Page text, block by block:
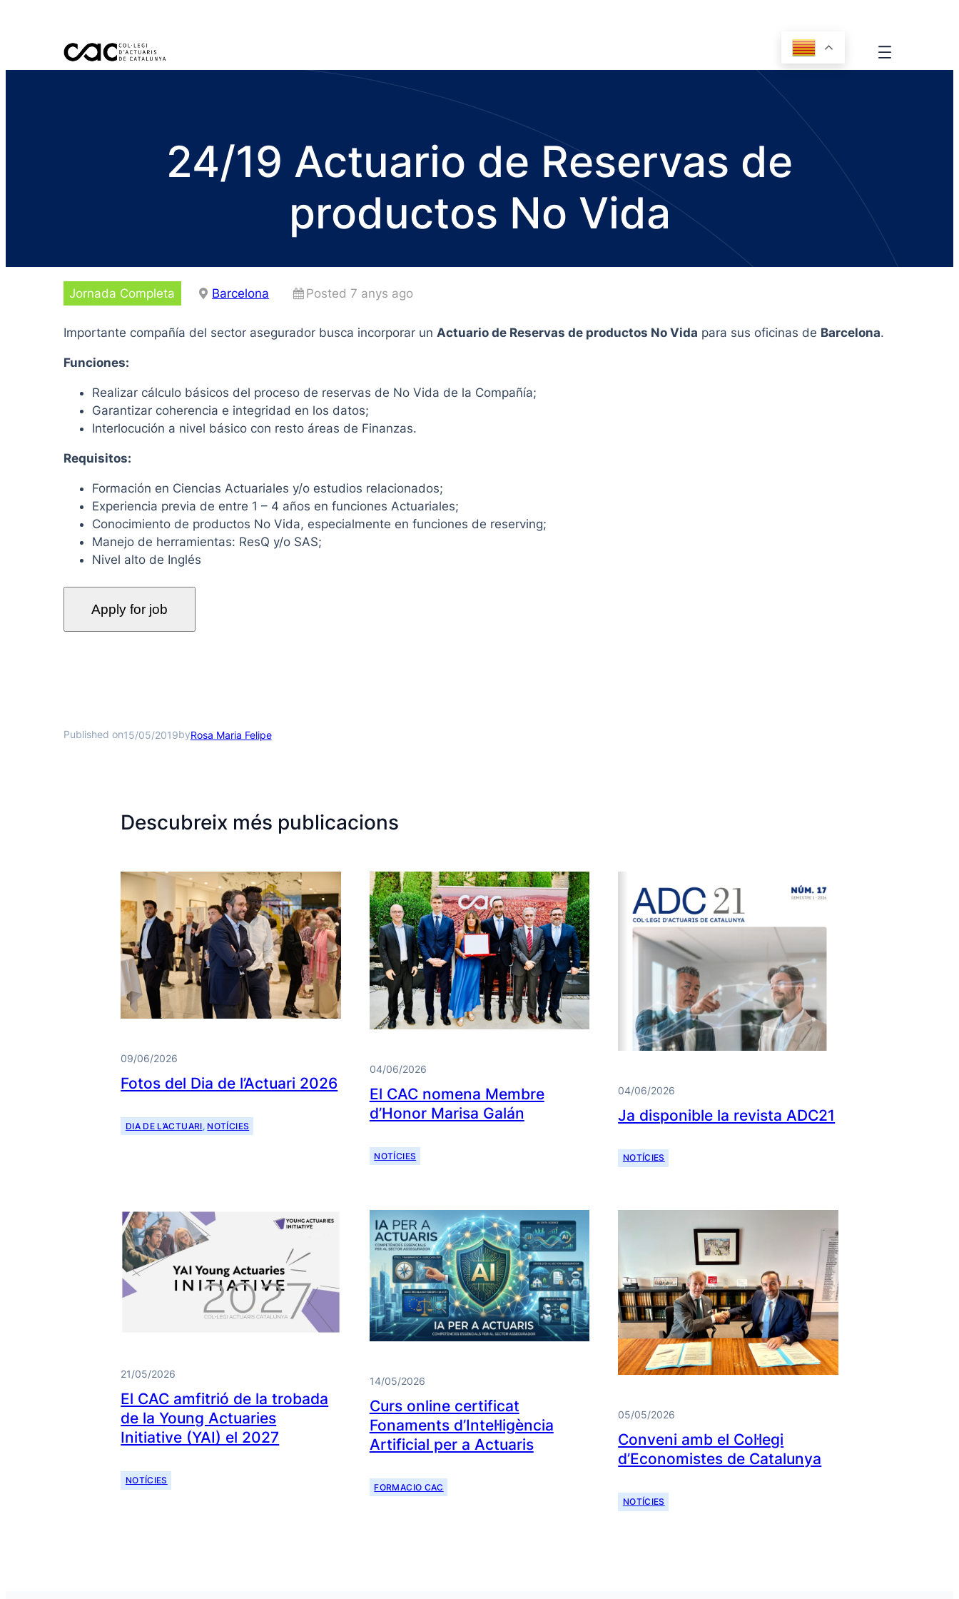
24/19 Actuario de Reservas de
productos No Vida
Jornada Completa Barcelona Posted 7 anys ago
Importante compañía del sector asegurador busca incorporar un Actuario de Reservas de productos No Vida para sus oficinas de Barcelona.
Funciones:
Realizar cálculo básicos del proceso de reservas de No Vida de la Compañía;
Garantizar coherencia e integridad en los datos;
Interlocución a nivel básico con resto áreas de Finanzas.
Requisitos:
Formación en Ciencias Actuariales y/o estudios relacionados;
Experiencia previa de entre 1 – 4 años en funciones Actuariales;
Conocimiento de productos No Vida, especialmente en funciones de reserving;
Manejo de herramientas: ResQ y/o SAS;
Nivel alto de Inglés
Published on15/05/2019byRosa Maria Felipe
Descubreix més publicacions
09/06/2026
Fotos del Dia de l’Actuari 2026
DIA DE L’ACTUARI, NOTÍCIES
04/06/2026
El CAC nomena Membre
d’Honor Marisa Galán
NOTÍCIES
04/06/2026
Ja disponible la revista ADC21
NOTÍCIES
21/05/2026
El CAC amfitrió de la trobada
de la Young Actuaries
Initiative (YAI) el 2027
NOTÍCIES
14/05/2026
Curs online certificat
Fonaments d’Intel·ligència
Artificial per a Actuaris
FORMACIO CAC
05/05/2026
Conveni amb el Col·legi
d’Economistes de Catalunya
NOTÍCIES